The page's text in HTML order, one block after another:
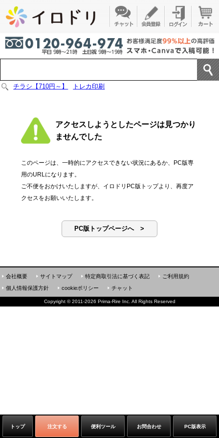
チラシ【710円～】 トレカ印刷
アクセスしようとしたページは見つかり
ませんでした
このページは、一時的にアクセスできない状況にあるか、PC版専
用のURLになります。
ご不便をおかけいたしますが、イロドリPC版トップより、再度ア
クセスをお願いいたします。
PC版トップページへ >
トップ 注文する 便利ツール お問合わせ PC版表示
会社概要 サイトマップ 特定商取引法に基づく表記
ご利用規約
個人情報保護方針
cookieポリシー チャット
Copyright ©2011-2026 Prima-Rire Inc. All Rights Reserved